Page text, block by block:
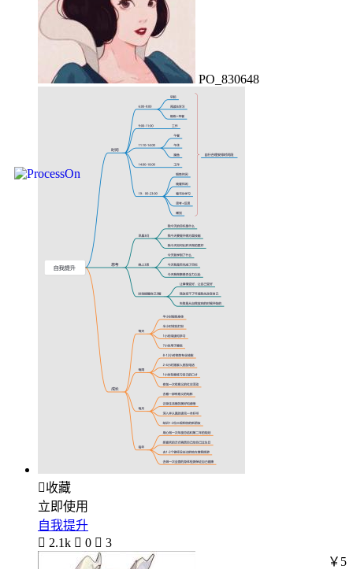
PO_830648
收藏
立即使用
自我提升
 2.1k  0  3
￥5